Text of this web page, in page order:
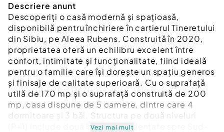
Descriere anunt
Descoperiți o casă modernă și spațioasă,
disponibilă pentru închiriere în cartierul Tineretului
din Sibiu, pe Aleea Rubens. Construită în 2020,
proprietatea oferă un echilibru excelent între
confort, intimitate și funcționalitate, fiind ideală
pentru o familie care își dorește un spațiu generos
și finisaje de calitate superioară. Cu o suprafață
utilă de 170 mp și o suprafață construită de 200
mp, casa dispune de 5 camere, dintre care 4
dormitoare și 3 băi. Structura pe două niveluri
(P+1) include două balcoane orientate spre Sud-
Vezi mai mult